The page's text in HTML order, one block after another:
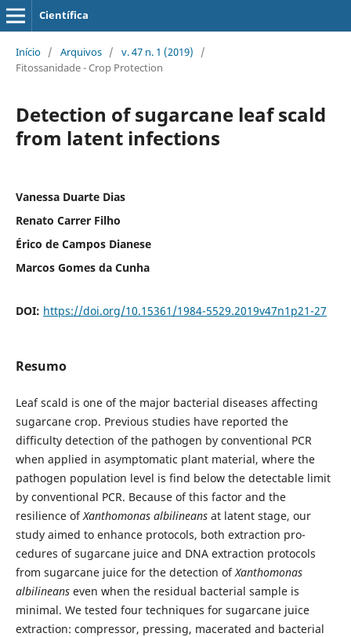
Científica
Início / Arquivos / v. 47 n. 1 (2019)
/
Fitossanidade - Crop Protection
Detection of sugarcane leaf scald
from latent infections
Vanessa Duarte Dias
Renato Carrer Filho
Érico de Campos Dianese
Marcos Gomes da Cunha
DOI: https://doi.org/10.15361/1984-5529.2019v47n1p21-27
Resumo
Leaf scald is one of the major bacterial diseases affecting
sugarcane crop. Previous studies have reported the
difficulty detection of the pathogen by conventional PCR
when applied in asymptomatic plant material, where the
pathogen population level is find below the detectable limit
by conventional PCR. Because of this factor and the
resilience ofXanthomonas albilineansat latent stage, our
study aimed to enhance protocols, both extraction pro­
cedures of sugarcane juice and DNA extraction protocols
from sugarcane juice for the detection ofXanthomonas
albilineanseven when the residual bacterial sample is
minimal. We tested four techniques for sugarcane juice
extraction: compressor, pressing, macerated and bacterial